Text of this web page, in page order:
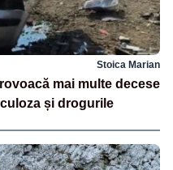
Stoica Marian
mai multe decese
și drogurile